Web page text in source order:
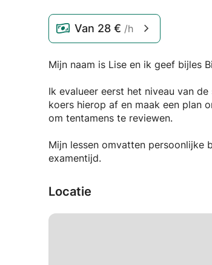
Van 28 € /h
Mijn naam is Lise en ik geef bijles
Ik evalueer eerst het niveau van
koers hierop af en maak een plan
om tentamens te reviewen.
Mijn lessen omvatten persoonlijke
examentijd.
Locatie